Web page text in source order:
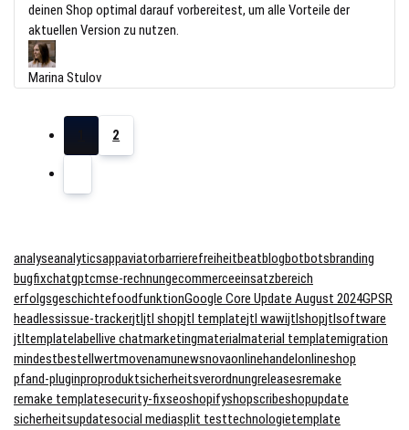
deinen Shop optimal darauf vorbereitest, um alle Vorteile der
aktuellen Version zu nutzen.
Marina Stulov
2
analyseanalyticsappaviatorbarrierefreiheitbeatblogbotbotsbranding
bugfixchatgptcmse-rechnungecommerceeinsatzbereich
erfolgsgeschichtefoodfunktionGoogle Core Update August 2024GPSR
headlessissue-trackerjtl jtl shopjtl templatejtl wawijtlshopjtlsoftware
jtltemplate label live chatmarketingmaterialmaterial templatemigration
mindestbestellwertmovenamunewsnovaonlinehandel onlineshop
pfand-pluginproproduktsicherheitsverordnungreleasesremake
remake templatesecurity-fixseoshopifyshopscribeshopupdate
sicherheitsupdatesocial mediasplit testtechnologietemplate